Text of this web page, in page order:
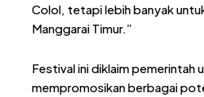
Colol, tetapi lebih banyak
Manggarai Timur.”
Festival ini diklaim pemerintah
mempromosikan berbagai